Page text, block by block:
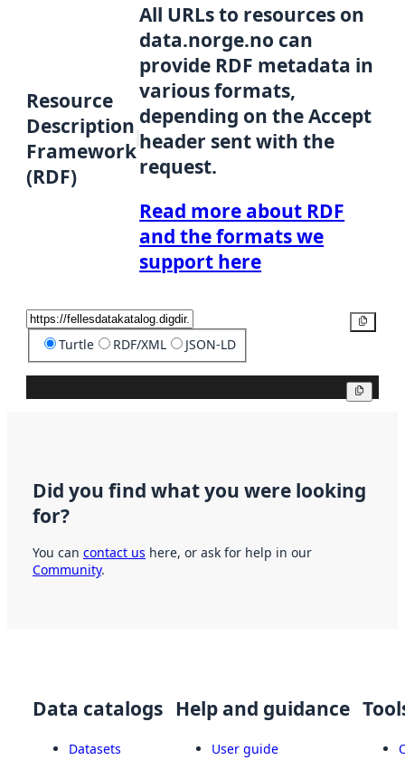
Resource
Description
Framework
(RDF)
All URLs to resources on
data.norge.no can
provide RDF metadata in
various formats,
depending on the Accept
header sent with the
request.
Read more about RDF
and the formats we
support here
Turtle RDF/XML JSON-LD
Did you find what you were looking
for?
You can contact us here, or ask for help in our
Community.
Data catalogs
Datasets
Help and guidance
User guide